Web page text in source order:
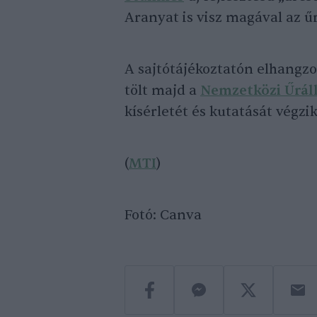
Aranyat is visz magával az
A sajtótájékoztatón
tölt majd a Nemzetközi
kísérletét és kutatását
(MTI)
Fotó: Canva